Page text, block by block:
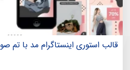
قالب استوری اینستاگرام مد با تم